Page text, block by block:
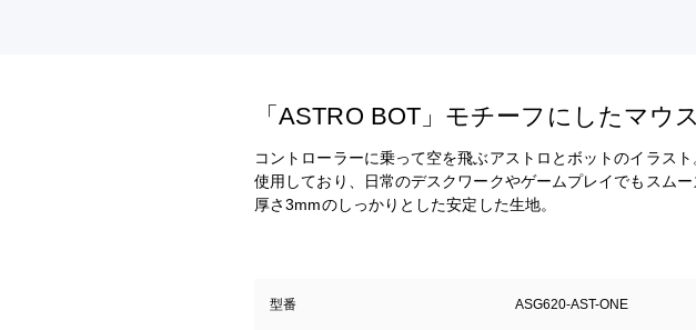
「ASTRO BOT」モチーフにしたマウ
コントローラーに乗って空を飛ぶアストロとボットのイラス
使用しており、日常のデスクワークやゲームプレイでもスム
厚さ3mmのしっかりとした安定した生地。
型番 ASG620-AST-ONE